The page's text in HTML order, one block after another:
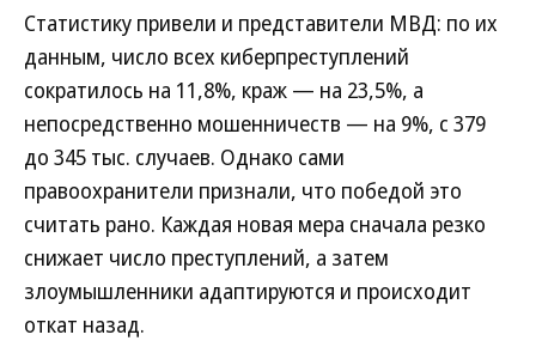
Статистику привели и представители МВД: по их
данным, число всех киберпреступлений
сократилось на 11,8%, краж — на 23,5%, а
непосредственно мошенничеств — на 9%, с 379
до 345 тыс. случаев. Однако сами
правоохранители признали, что победой это
считать рано. Каждая новая мера сначала резко
снижает число преступлений, а затем
злоумышленники адаптируются и происходит
откат назад.